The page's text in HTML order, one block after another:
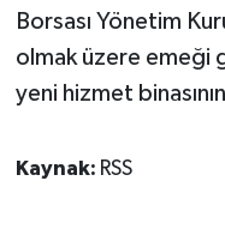
Borsası Yönetim
olmak üzere emeği
yeni hizmet
Kaynak: RSS